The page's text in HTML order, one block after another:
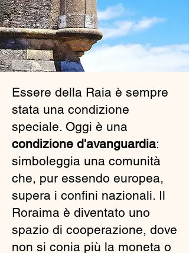
Essere della Raia è sempre
stata una condizione
speciale. Oggi è una
condizione d'avanguardia:
simboleggia una comunità
che, pur essendo europea,
supera i confini nazionali. Il
Roraima è diventato uno
spazio di cooperazione, dove
non si conia più la moneta o